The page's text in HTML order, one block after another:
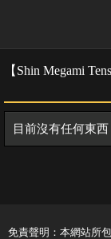
【Shin Megami
目前沒有任何東西
免責聲明：本網站所